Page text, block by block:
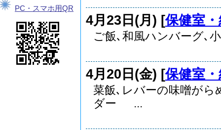
PC・スマホ用QR
4月23日(月) [保健室
ご飯､和風ハンバーグ
4月20日(金) [保健室
菜飯､レバーの味噌が
ダー ...